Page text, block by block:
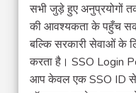
सभी जुड़े हुए अनुप्रयोगों
की आवश्यकता के पहुँच
बल्कि सरकारी सेवाओं के
करता है। SSO Login
आप केवल एक SSO ID